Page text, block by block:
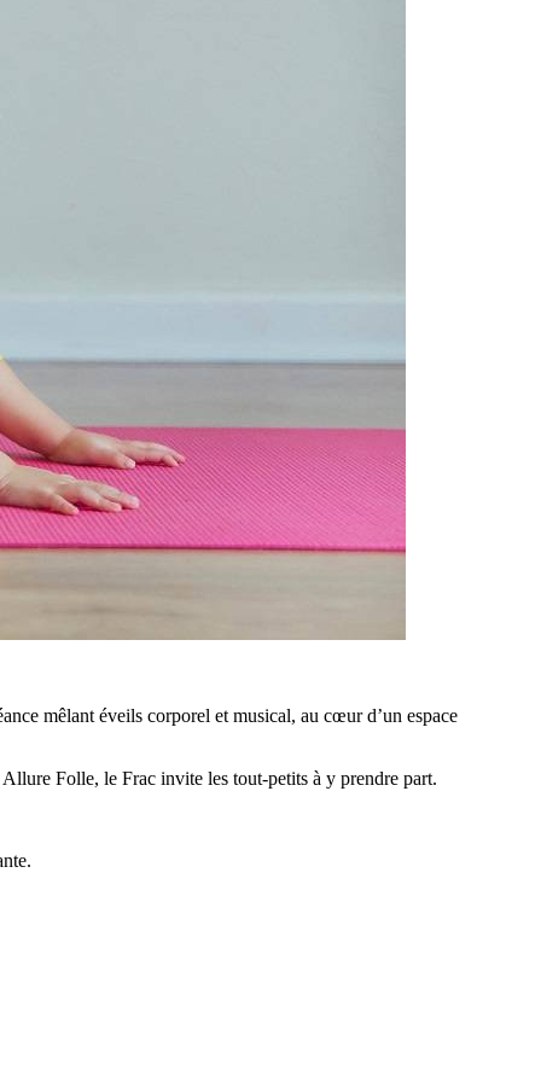
mêlant éveils corporel et musical, au cœur d’un espace
Folle, le Frac invite les tout-petits à y prendre part.